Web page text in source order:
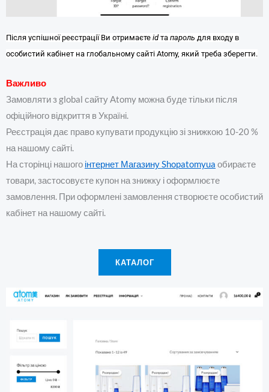
Після успішної реєстрації Ви отримаєте id та пароль для входу в
особистий кабінет на глобальному сайті Atomy, який треба зберегти.
Важливо
Замовляти з global сайту Atomy можна буде тільки після
офіційного відкриття в Україні.
Реєстрація дає право купувати продукцію зі знижкою 10-20 %
на нашому сайті.
На сторінці нашого інтернет Магазину Shopatomyua обираєте
товари, застосовуєте купон на знижку і оформлюєте
замовлення. При оформлені замовлення створюєте особистий
кабінет на нашому сайті.
КАТАЛОГ